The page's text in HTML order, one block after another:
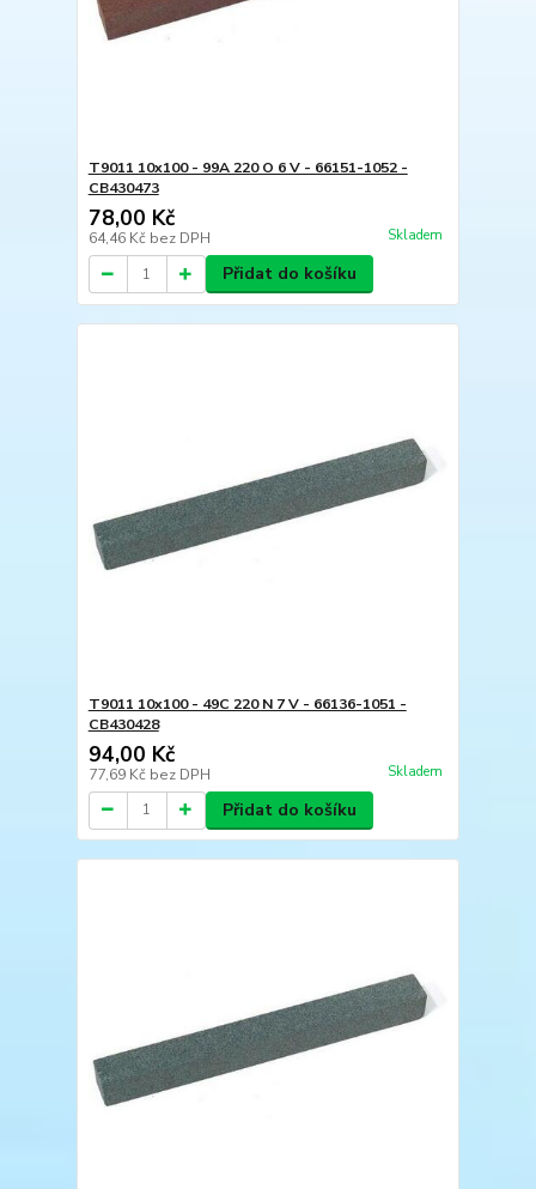
T9011 10x100 - 99A 220 O 6 V - 66151-1052 -
CB430473
78,00 Kč
64,46 Kč bez DPH Skladem
Přidat do košíku
T9011 10x100 - 49C 220 N 7 V - 66136-1051 -
CB430428
94,00 Kč
77,69 Kč bez DPH Skladem
Přidat do košíku